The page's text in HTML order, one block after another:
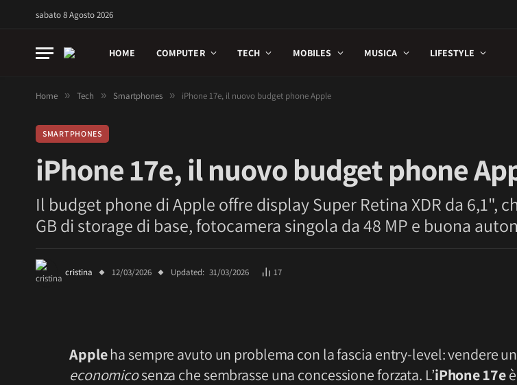
sabato 8 Agosto 2026
HOME COMPUTER TECH MOBILES MUSICA LIFESTYLE
Home » Tech » Smartphones » iPhone 17e, il nuovo budget phone Apple
SMARTPHONES
iPhone 17e, il nuovo budget phone
Il budget phone di Apple offre display Super Retina XDR da 6,1",
GB di storage di base, fotocamera singola da 48 MP e buona
cristina 12/03/2026 Updated: 31/03/2026 17
Appleha sempre avuto un problema con la fascia entry-level: vendere un
economicosenza che sembrasse una concessione forzata. L’iPhone 17e